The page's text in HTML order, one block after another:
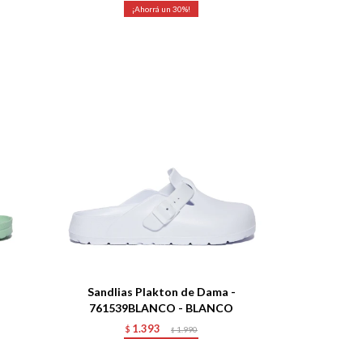
30
Sandlias Plakton de Dama -
761539BLANCO - BLANCO
$ 1.393 $ 1.990